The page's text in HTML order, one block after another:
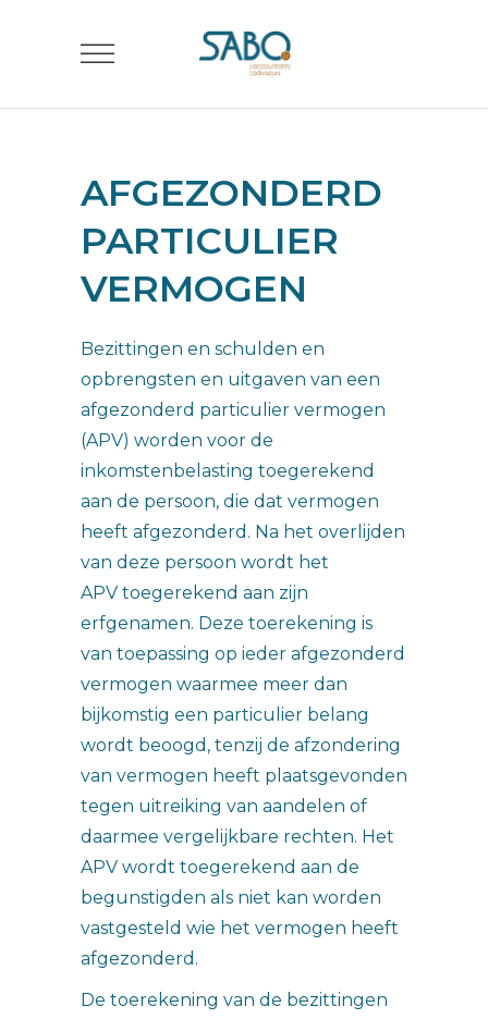
AFGEZONDERD
PARTICULIER
VERMOGEN
Bezittingen en schulden en
opbrengsten en uitgaven van een
afgezonderd particulier vermogen
(APV) worden voor de
inkomstenbelasting toegerekend
aan de persoon, die dat vermogen
heeft afgezonderd. Na het overlijden
van deze persoon wordt het
APV toegerekend aan zijn
erfgenamen. Deze toerekening is
van toepassing op ieder afgezonderd
vermogen waarmee meer dan
bijkomstig een particulier belang
wordt beoogd, tenzij de afzondering
van vermogen heeft plaatsgevonden
tegen uitreiking van aandelen of
daarmee vergelijkbare rechten. Het
APV wordt toegerekend aan de
begunstigden als niet kan worden
vastgesteld wie het vermogen heeft
afgezonderd.
De toerekening van de bezittingen